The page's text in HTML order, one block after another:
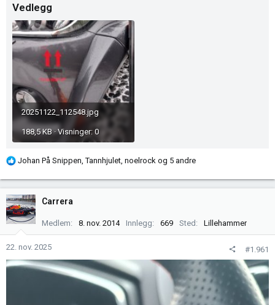
Vedlegg
20251122_112548.jpg
188,5 KB · Visninger: 0
R
k
s
j
n
e
Johan På Snippen,Tannhjulet, noelrock og 5 andre
Carrera
Medlem 8. nov. 2014 Innlegg 669 Sted Lillehammer
22. nov. 2025 #1.961